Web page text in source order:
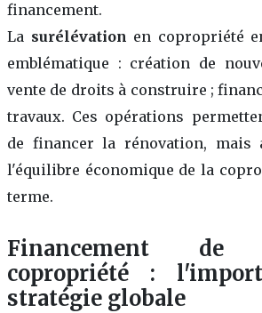
financement.
La surélévation en copropriété
emblématique : création de
vente de droits à construire ;
travaux. Ces opérations
de financer la rénovation, mais
l'équilibre économique de la
terme.
Financement de
copropriété :
stratégie globale